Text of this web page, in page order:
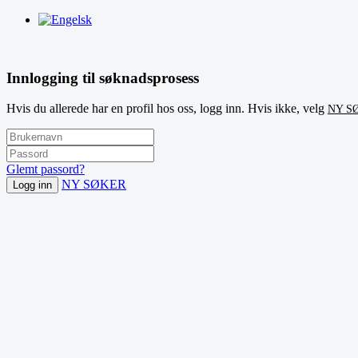
Innlogging til søknadsprosess
Hvis du allerede har en profil hos oss, logg inn. Hvis ikke, velg NY
Glemt passord?
Logg inn NY SØKER